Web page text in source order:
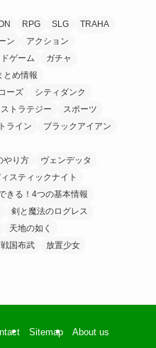
RPG SLG
TRAHA
ン
アクション
ゲーム
ガチャ
とめ情報
ーズ
シティダンク
ストラテジー
スポーツ
ライン
ブラックアイアン
やり方
ヴェンデッタ
スティックナイト
きる！4つの基本情報
剣と魔法のログレス
天地の如く
戦国布武
放置少女
Sitemap About us